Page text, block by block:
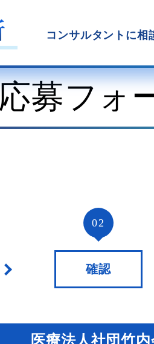
コンサルタントに相
応募フォ
02
確認
医療法人社団竹